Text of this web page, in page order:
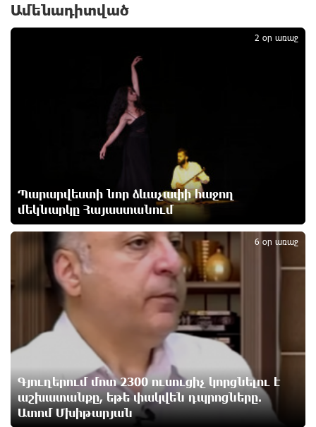
Վրաստանում պետական ​​պաշտոնյային կաշառելու
փորձի համար քաղաքացի է ձերբակալվել
ՌԴ-ն պատրաստ է շարունակել Հայաստանի
երկաթուղիների կոնցեսիոն կառավարումը.
Հայաստանի բնակչության թիվը շուրջ 7 հազարով
ավելացել է
Իսրայելի ՊԲ-ն հարձակվել է Լիբանանում
«Հըզբոլլահ»-ի հրամանատարական կետերի և
պահեստների վրա
«Ռեալ Մադրիդ»-ն ու «ՌԲ Լայպցիգը»
համաձայնության են եկել Յան Դիոմանդեի
տրանսֆերի վերաբերյալ
9 ժամ առաջ
Այսօրվա կառավարությունը ուսանողներին
Ամենադիտված
Պարարվեստի նոր ձևաչափի հաջող
մեկնարկը Հայաստանում
2 օր առաջ
1
Գյուղերում մոտ 2300 ուսուցիչ կորցնելու է
աշխատանքը, եթե փակվեն դպրոցները.
Ատոմ Մխիթարյան
6 օր առաջ
2